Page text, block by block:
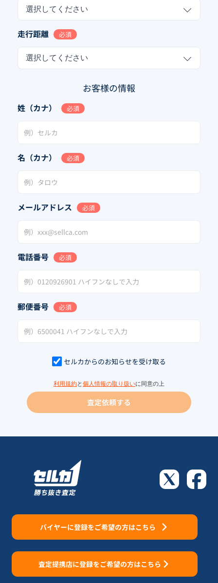
選択してください
走行距離 必須
選択してください
お客様の情報
姓（カナ） 必須
名（カナ） 必須
メールアドレス 必須
電話番号 必須
郵便番号 必須
セルカからのお知らせを受け取る
利用規約と 個人情報の取り扱いに同意の上
査定依頼する
バイヤーに登録をご希望の方はこちら
査定提携店に登録をご希望の方はこちら